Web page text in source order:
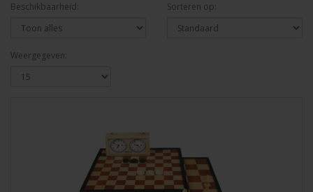
Beschikbaarheid: Sorteren op:
Weergegeven: